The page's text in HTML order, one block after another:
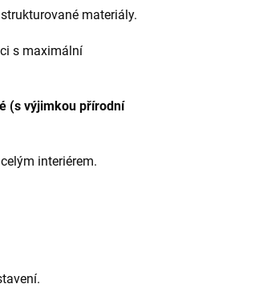
materiály.
s maximální
(s výjimkou přírodní
interiérem.